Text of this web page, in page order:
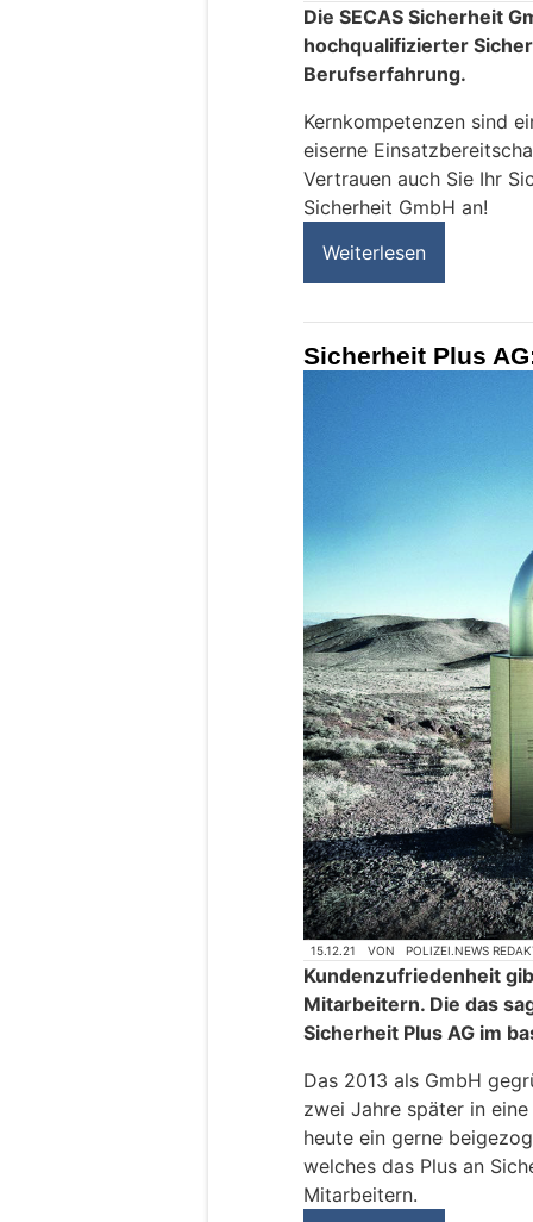
Die SECAS Sicherheit
hochqualifizierter
Berufserfahrung.
Kernkompetenzen sind
eiserne
Vertrauen auch Sie Ihr
Sicherheit GmbH an!
Weiterlesen
Sicherheit Plus
15.12.21 VON POLIZEI.NEWS
Kundenzufriedenheit
Mitarbeitern. Die das
Sicherheit Plus AG im
Das 2013 als GmbH
zwei Jahre später in
heute ein gerne
welches das Plus an
Mitarbeitern.